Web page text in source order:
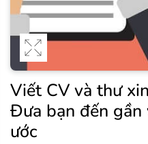
Viết CV và thư
Đưa bạn đến gần
ước